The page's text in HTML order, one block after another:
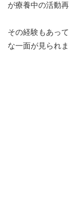
が療養中の活動
その経験もあっ
な一面が見られま